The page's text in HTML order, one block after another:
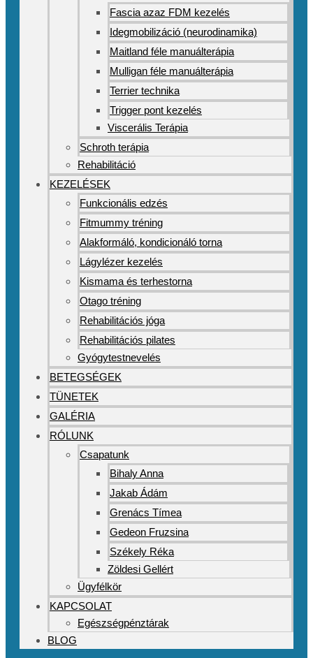
Fascia azaz FDM kezelés
Idegmobilizáció (neurodinamika)
Maitland féle manuálterápia
Mulligan féle manuálterápia
Terrier technika
Trigger pont kezelés
Viscerális Terápia
Schroth terápia
Rehabilitáció
KEZELÉSEK
Funkcionális edzés
Fitmummy tréning
Alakformáló, kondicionáló torna
Lágylézer kezelés
Kismama és terhestorna
Otago tréning
Rehabilitációs jóga
Rehabilitációs pilates
Gyógytestnevelés
BETEGSÉGEK
TÜNETEK
GALÉRIA
RÓLUNK
Csapatunk
Bihaly Anna
Jakab Ádám
Grenács Tímea
Gedeon Fruzsina
Székely Réka
Zöldesi Gellért
Ügyfélkör
KAPCSOLAT
Egészségpénztárak
BLOG